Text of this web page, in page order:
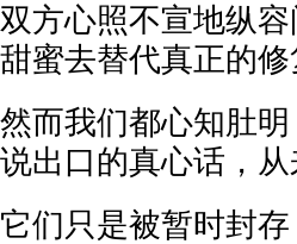
双方心照不宣地纵
甜蜜去替代真正的修
然而我们都心知肚
说出口的真心话，
它们只是被暂时封